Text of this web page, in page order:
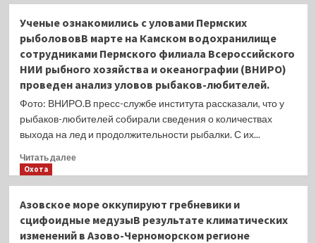
кемеровский
«Магнит»
на
полку
с
залетела
синица
(видео)Умная
нашла
способ
покушать.
Ученые ознакомились с уловами Пермских
рыболововВ марте на Камском водохранилище
сотрудниками Пермского филиала Всероссийского
НИИ рыбного хозяйства и океанографии (ВНИРО)
проведен анализ уловов рыбаков-любителей.
Фото: ВНИРО.В пресс-службе института рассказали, что у
рыбаков-любителей собирали сведения о количествах
выхода на лед и продолжительности рыбалки. С их...
Читать далееПрочитать
ознакомились
с
уловами
Охота
Азовское море оккупируют гребневики и
сцифоидные медузыВ результате климатических
изменений в Азово-Черноморском регионе